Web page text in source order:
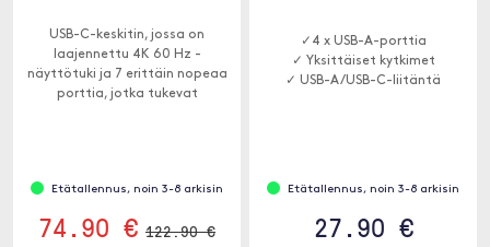
USB-C-keskitin, jossa on
laajennettu 4K 60 Hz -
näyttötuki ja 7 erittäin nopeaa
porttia, jotka tukevat
Etätallennus, noin 3-8 arkisin
74.90 € 122.90 €
✓4 x USB-A-porttia
✓ Yksittäiset kytkimet
✓ USB-A/USB-C-liitäntä
Etätallennus, noin 3-8 arkisin
27.90 €